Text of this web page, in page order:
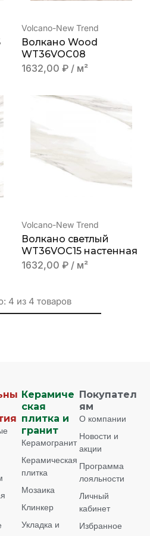
Volcano-New Trend
Волкано Wood
WT36VOC08
1632,00 ₽ / м²
Volcano-New Trend
Волкано светлый
WT36VOC15 настенная
1632,00 ₽ / м²
4 из 4 товаров
Керамиче
ская
плитка и
гранит
Керамогранит
Керамическая
плитка
Мозаика
Клинкер
Укладка и
Покупател
ям
О компании
Новости и
акции
Программа
лояльности
Личный
кабинет
Избранное